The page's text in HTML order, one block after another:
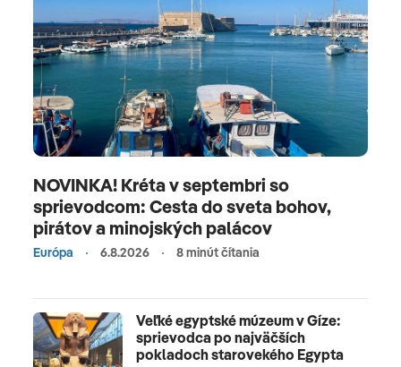
NOVINKA! Kréta v septembri so
sprievodcom: Cesta do sveta bohov,
pirátov a minojských palácov
Európa 6.8.2026 8 minút čítania
Veľké egyptské múzeum v Gíze:
sprievodca po najväčších
pokladoch starovekého Egypta